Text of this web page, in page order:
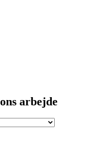
arbejde